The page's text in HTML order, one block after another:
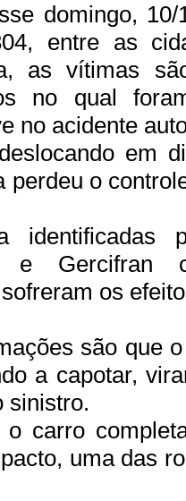
domingo,
entre as
as vítimas
no qual
no acidente
em
perdeu o
identificadas
e Gercifran
sofreram os
são que
a capotar,
sinistro.
carro
uma das